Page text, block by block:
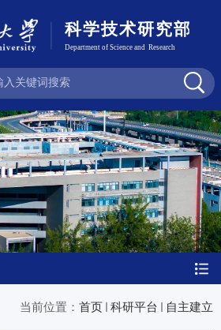
当前位置： 首页 科研平台 自主建立